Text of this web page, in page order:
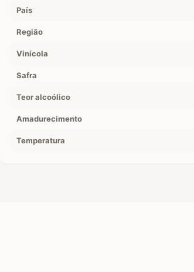
País
Região
Vinícola
Safra
Teor alcoólico
Amadurecimento
Temperatura